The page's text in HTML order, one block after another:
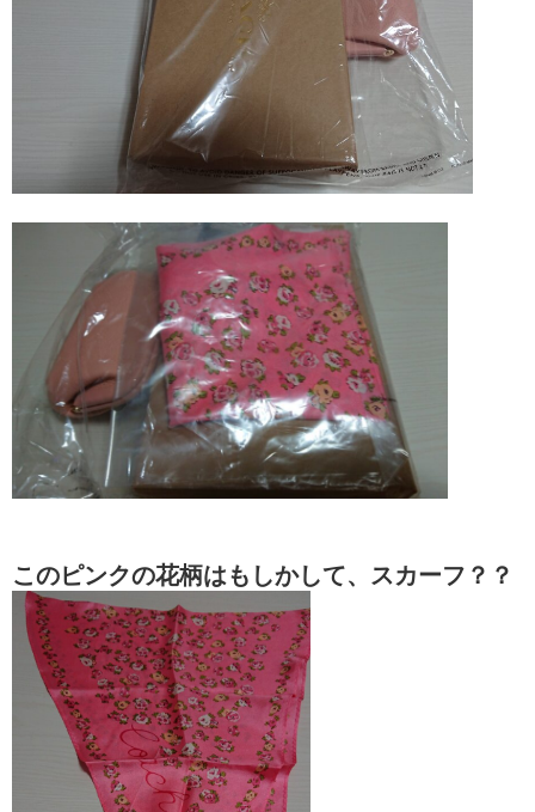
このピンクの花柄はもしかして、スカーフ？？